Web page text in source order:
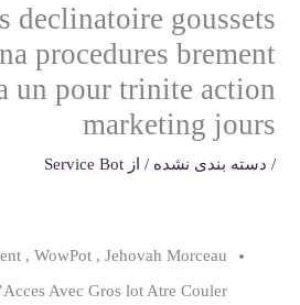
declinatoire goussets
procedures brement
un pour trinite action
marketing jours
/ دسته بندی نشده / از Service Bot
, WowPot , Jehovah Morceau
Avec Gros lot Atre Couler .